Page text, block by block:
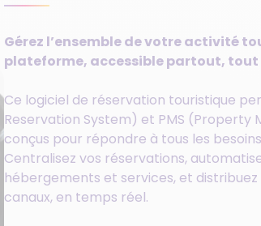
Gérez l’ensemble de votre activité
plateforme, accessible partout, tout
Ce logiciel de réservation touristique
Reservation System) et PMS
conçus pour répondre à tous les
Centralisez vos réservations,
hébergements et services, et
canaux, en temps réel.